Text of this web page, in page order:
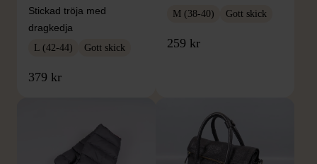
Stickad tröja med
dragkedja
L (42-44) Gott skick
379 kr
M (38-40) Gott skick
259 kr